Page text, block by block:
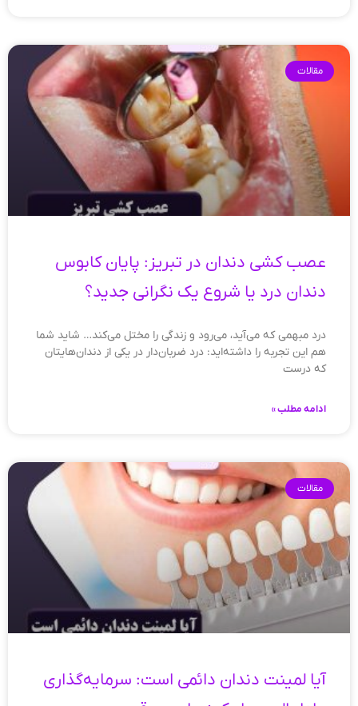
مقالات
عصب کشی دندان در تبریز: پایان کابوس
دندان درد یا شروع یک نگرانی جدید؟
درد مبهمی که می‌آید، می‌رود و زندگی را مختل می‌کند… شاید شما
هم این تجربه را داشته‌اید: درد ضربان‌دار در یکی از دندان‌هایتان
که درست
ادامه مطلب »
مقالات
آیا لمینت دندان دائمی است: سرمایه‌گذاری